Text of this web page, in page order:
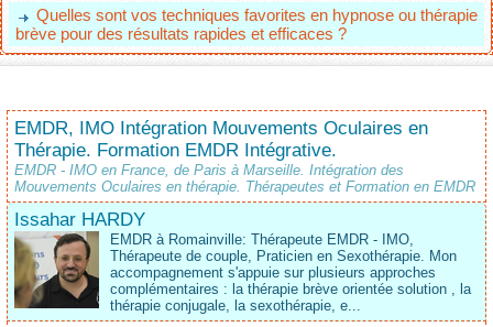
Quelles sont vos techniques favorites en hypnose ou thérapie
brève pour des résultats rapides et efficaces ?
EMDR, IMO Intégration Mouvements Oculaires en
Thérapie. Formation EMDR Intégrative.
EMDR - IMO en France, de Paris à Marseille. Intégration des
Mouvements Oculaires en thérapie. Thérapeutes et Formation en EMDR
Issahar HARDY
EMDR à Romainville: Thérapeute EMDR - IMO,
Thérapeute de couple, Praticien en Sexothérapie. Mon
accompagnement s'appuie sur plusieurs approches
complémentaires : la thérapie brève orientée solution , la
thérapie conjugale, la sexothérapie, e...